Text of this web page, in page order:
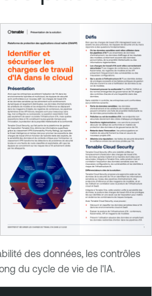
des données, les contrôles
du cycle de vie de l'IA.